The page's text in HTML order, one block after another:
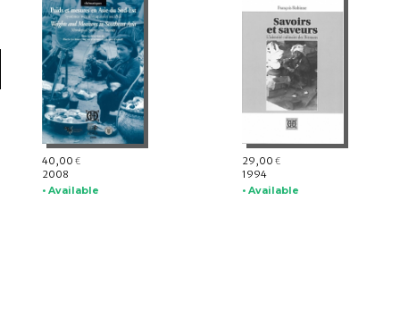
40,00 €
2008
• Available
29,00 €
1994
• Available